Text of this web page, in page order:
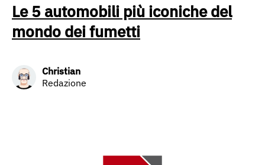
Le 5 automobili più iconiche del
mondo dei fumetti
Christian
Redazione